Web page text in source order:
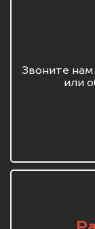
Звоните
или